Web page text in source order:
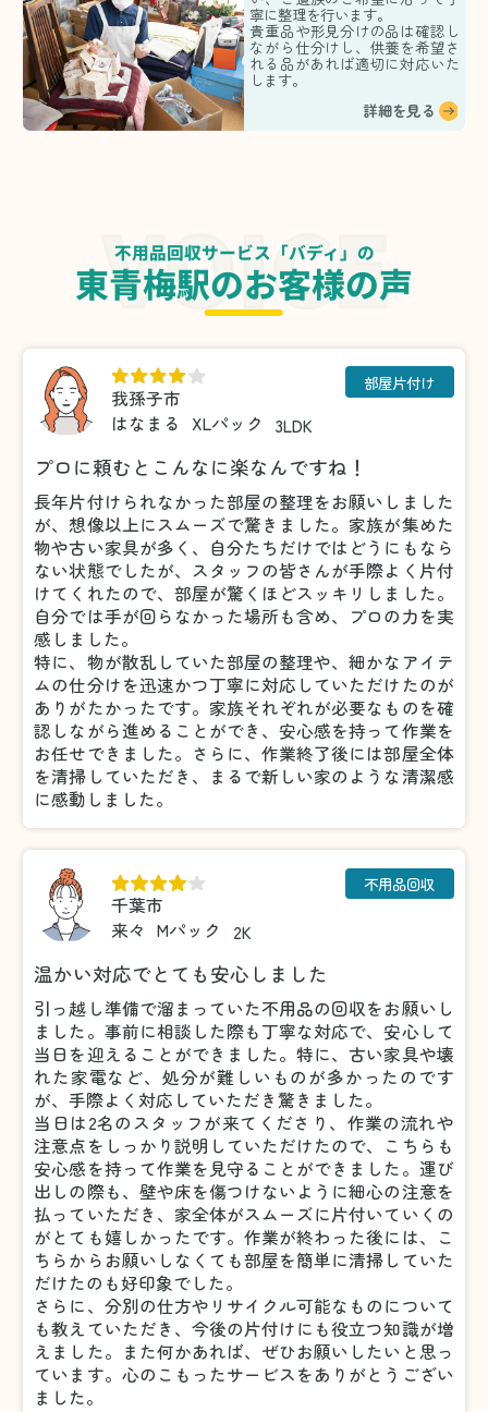
寧に整理を行います。
貴重品や形見分けの品は確認し
ながら仕分けし、供養を希望さ
れる品があれば適切に対応いた
します。
詳細を見る
不用品回収サービス「バディ」の
東青梅駅のお客様の声
我孫子市
はなまる
XLパック 3LDK
部屋片付け
プロに頼むとこんなに楽なんですね！
長年片付けられなかった部屋の整理をお願いしました
が、想像以上にスムーズで驚きました。家族が集めた
物や古い家具が多く、自分たちだけではどうにもなら
ない状態でしたが、スタッフの皆さんが手際よく片付
けてくれたので、部屋が驚くほどスッキリしました。
自分では手が回らなかった場所も含め、プロの力を実
感しました。
特に、物が散乱していた部屋の整理や、細かなアイテ
ムの仕分けを迅速かつ丁寧に対応していただけたのが
ありがたかったです。家族それぞれが必要なものを確
認しながら進めることができ、安心感を持って作業を
お任せできました。さらに、作業終了後には部屋全体
を清掃していただき、まるで新しい家のような清潔感
に感動しました。
千葉市
来々 Mパック 2K
不用品回収
温かい対応でとても安心しました
引っ越し準備で溜まっていた不用品の回収をお願いし
ました。事前に相談した際も丁寧な対応で、安心して
当日を迎えることができました。特に、古い家具や壊
れた家電など、処分が難しいものが多かったのです
が、手際よく対応していただき驚きました。
当日は2名のスタッフが来てくださり、作業の流れや
注意点をしっかり説明していただけたので、こちらも
安心感を持って作業を見守ることができました。運び
出しの際も、壁や床を傷つけないように細心の注意を
払っていただき、家全体がスムーズに片付いていくの
がとても嬉しかったです。作業が終わった後には、こ
ちらからお願いしなくても部屋を簡単に清掃していた
だけたのも好印象でした。
さらに、分別の仕方やリサイクル可能なものについて
も教えていただき、今後の片付けにも役立つ知識が増
えました。また何かあれば、ぜひお願いしたいと思っ
ています。心のこもったサービスをありがとうござい
ました。